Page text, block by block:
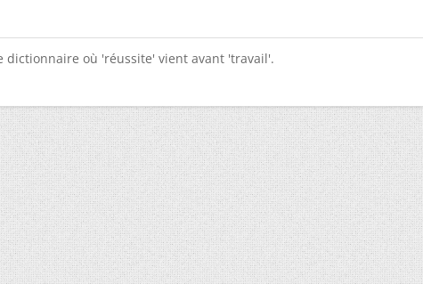
dictionnaire où 'réussite' vient avant 'travail'.